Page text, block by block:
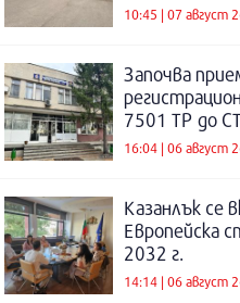
10:45 | 07 август
Започва
7501 ТР до
16:04 | 06 август
Казанлък се
Европейска
2032 г.
14:14 | 06 август